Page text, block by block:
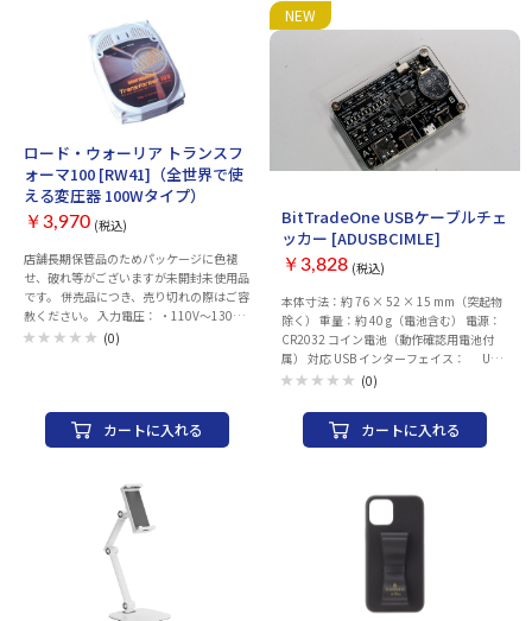
テンキー：なし(テンキーレス) キーレイア
ウト：日本語91 キースイッチ：メンブレ
ン キーピッチ：19 mm キーストローク：
4mm キー刻印：アルファベットのみ刻印
ロールオーバー：26キー同時押し対応 角
度調整機能：○ 静音：○ バックライト搭
載：○ RGBバックライト：○ サイズ：
365x25x145 mm 重量：500 g 保証期間：
ロード・ウォーリア トランスフ
ォーマ100 [RW41]（全世界で使
える変圧器 100Wタイプ）
￥3,970 (税込)
店舗長期保管品のためパッケージに色褪
せ、破れ等がございますが未開封未使用品
です。 併売品につき、売り切れの際はご容
赦ください。 入力電圧： ・110V～130V
50/60Hz ・220V～240V 50/60Hz 出力電
本体サイズ：W94×D136×H27mm 本体
重量：720g
(0)
カートに入れる
NEW
BitTradeOne USBケーブルチェ
ッカー [ADUSBCIMLE]
￥3,828 (税込)
本体寸法：約 76 × 52 × 15 mm（突起物
除く） 重量：約 40 g（電池含む） 電源：
CR2032 コイン電池（動作確認用電池付
属） 対応 USB インターフェイス： USB-
A × 1、Type-C × 1 Type-C × 1、
ー 内容物：本体 保証期間：6ヵ月 生産
(0)
カートに入れる